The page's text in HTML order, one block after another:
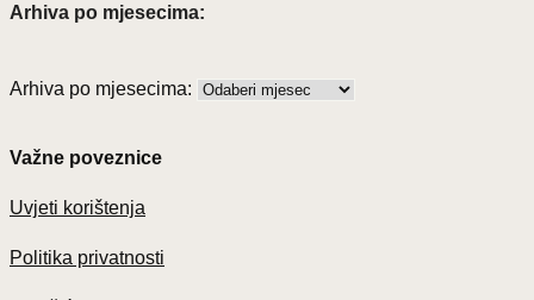
Arhiva po mjesecima:
Arhiva po mjesecima:
Važne poveznice
Uvjeti korištenja
Politika privatnosti